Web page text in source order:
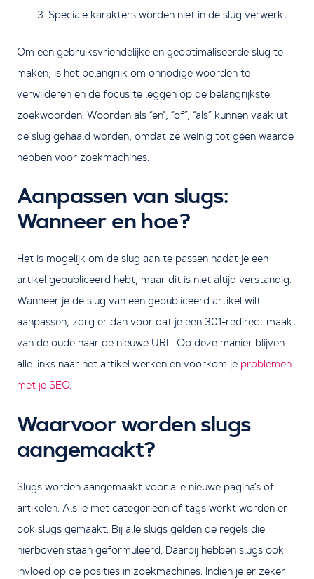
Speciale karakters worden niet in de slug verwerkt.
Om een gebruiksvriendelijke en geoptimaliseerde slug te
maken, is het belangrijk om onnodige woorden te
verwijderen en de focus te leggen op de belangrijkste
zoekwoorden. Woorden als “en”, “of”, “als” kunnen vaak uit
de slug gehaald worden, omdat ze weinig tot geen waarde
hebben voor zoekmachines.
Aanpassen van slugs:
Wanneer en hoe?
Het is mogelijk om de slug aan te passen nadat je een
artikel gepubliceerd hebt, maar dit is niet altijd verstandig.
Wanneer je de slug van een gepubliceerd artikel wilt
aanpassen, zorg er dan voor dat je een 301-redirect maakt
van de oude naar de nieuwe URL. Op deze manier blijven
alle links naar het artikel werken en voorkom je problemen
met je SEO.
Waarvoor worden slugs
aangemaakt?
Slugs worden aangemaakt voor alle nieuwe pagina’s of
artikelen. Als je met categorieën of tags werkt worden er
ook slugs gemaakt. Bij alle slugs gelden de regels die
hierboven staan geformuleerd. Daarbij hebben slugs ook
invloed op de posities in zoekmachines. Indien je er zeker